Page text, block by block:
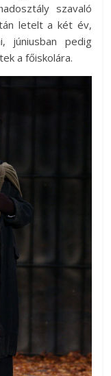
szavaló
letelt a két év,
júniusban pedig
a főiskolára.